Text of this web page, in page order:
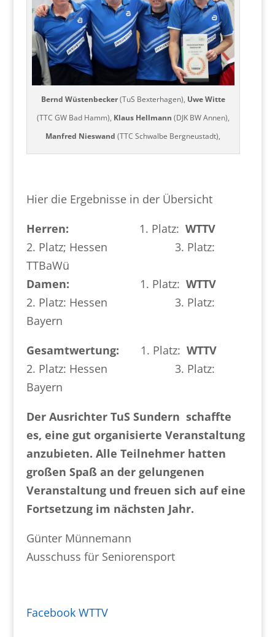
Bernd Wüstenbecker(TuS Bexterhagen), Uwe Witte
(TTC GW Bad Hamm), Klaus Hellmann (DJK BW Annen),
Manfred Nieswand (TTC Schwalbe Bergneustadt),
Hier die Ergebnisse in der Übersicht
Herren: 1. Platz: WTTV
2. Platz; Hessen 3. Platz:
TTBaWü
Damen: 1. Platz: WTTV
2. Platz: Hessen 3. Platz:
Bayern
Gesamtwertung: 1. Platz: WTTV
2. Platz: Hessen 3. Platz:
Bayern
Der Ausrichter TuS Sundern schaffte
es, eine gut organisierte Veranstaltung
anzubieten. Alle Teilnehmer hatten
großen Spaß an der gelungenen
Veranstaltung und freuen sich auf eine
Fortsetzung im nächsten Jahr.
Günter Münnemann
Ausschuss für Seniorensport
Facebook WTTV